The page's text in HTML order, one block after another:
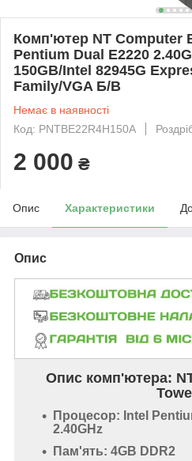
Комп'ютер NT Computer
Pentium Dual E2220
150GB/Intel 82945G
Family/VGA Б/В
Немає в наявності
Код: PNTBE22R4H150A
2 000 ₴
Опис Характеристики
Опис
Опис комп'ютера:
Процесор: Intel
2.40GHz
Пам'ять: 4GB DDR2